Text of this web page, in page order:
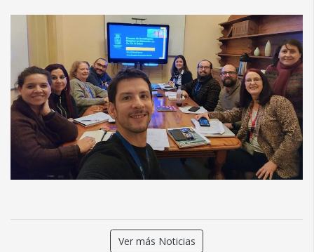
Ver más Noticias